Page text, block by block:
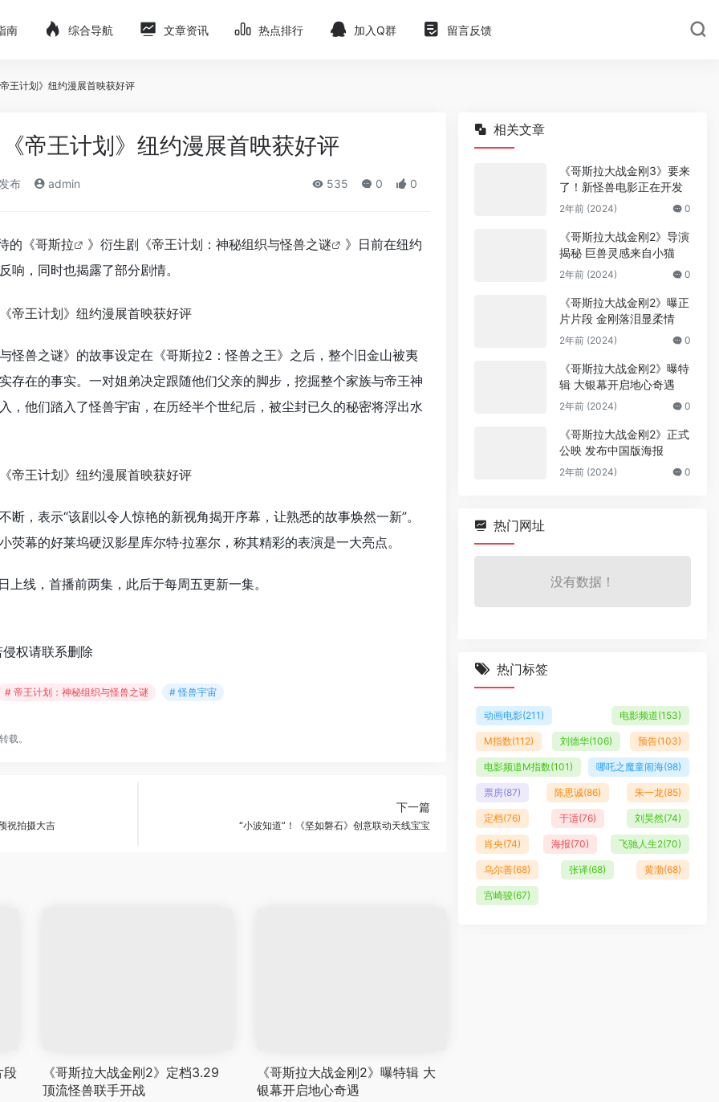
南 综合导航 文章资讯 热点排行 加入Q群 留言反馈
王计划》纽约漫展首映获好评
帝王计划》纽约漫展首映获好评
布 admin 535 0 0
的《哥斯拉 》衍生剧《帝王计划：神秘组织与怪兽之谜
》日前在纽约
响，同时也揭露了部分剧情。
怪兽之谜》的故事设定在《哥斯拉2：怪兽之王》之后，整个旧金山被夷
存在的事实。一对姐弟决定跟随他们父亲的脚步，挖掘整个家族与帝王神
，他们踏入了怪兽宇宙，在历经半个世纪后，被尘封已久的秘密将浮出水
断，表示“该剧以令人惊艳的新视角揭开序幕，让熟悉的故事焕然一新”。
荧幕的好莱坞硬汉影星库尔特·拉塞尔，称其精彩的表演是一大亮点。
上线，首播前两集，此后于每周五更新一集。
权请联系删除
# 帝王计划：神秘组织与怪兽之谜 # 怪兽宇宙
载。
祝拍摄大吉
下一篇
“小波知道”！《坚如磐石》创意联动天线宝宝
段
《哥斯拉大战金刚2》定档3.29
顶流怪兽联手开战
《哥斯拉大战金刚2》曝特辑 大
银幕开启地心奇遇
相关文章
《哥斯拉大战金刚3》要来
了！新怪兽电影正在开发
2年前 (2024) 0
《哥斯拉大战金刚2》导演
揭秘 巨兽灵感来自小猫
2年前 (2024) 0
《哥斯拉大战金刚2》曝正
片片段 金刚落泪显柔情
2年前 (2024) 0
《哥斯拉大战金刚2》曝特
辑 大银幕开启地心奇遇
2年前 (2024) 0
《哥斯拉大战金刚2》正式
公映 发布中国版海报
2年前 (2024) 0
热门网址
没有数据！
热门标签
动画电影(211) 电影频道(153)
M指数(112) 刘德华(106) 预告(103)
电影频道M指数(101) 哪吒之魔童闹海(98)
票房(87) 陈思诚(86) 朱一龙(85)
定档(76) 于适(76) 刘昊然(74)
肖央(74) 海报(70) 飞驰人生2(70)
乌尔善(68) 张译(68) 黄渤(68)
宫崎骏(67)